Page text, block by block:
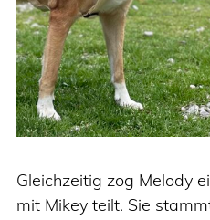
Gleichzeitig zog Melody
mit Mikey teilt. Sie